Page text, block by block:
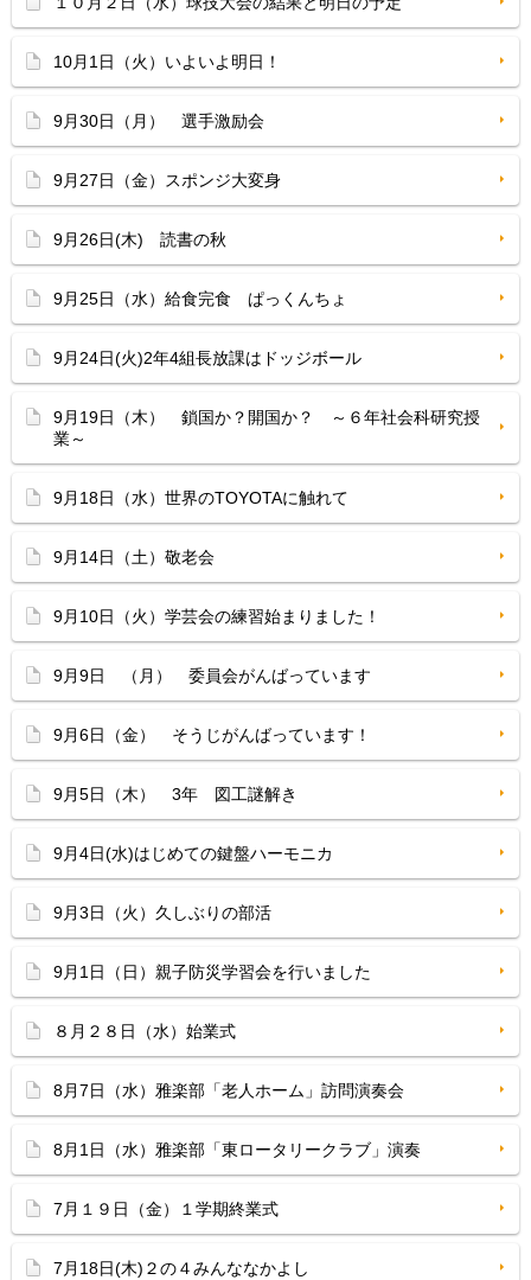
10月1日（火）いよいよ明日！
9月30日（月） 選手激励会
9月27日（金）スポンジ大変身
9月26日(木) 読書の秋
9月25日（水）給食完食 ぱっくんちょ
9月24日(火)2年4組長放課はドッジボール
9月19日（木） 鎖国か？開国か？ ～６年社会科研究授
業～
9月18日（水）世界のTOYOTAに触れて
9月14日（土）敬老会
9月10日（火）学芸会の練習始まりました！
9月9日 （月） 委員会がんばっています
9月6日（金） そうじがんばっています！
9月5日（木） 3年 図工謎解き
9月4日(水)はじめての鍵盤ハーモニカ
9月3日（火）久しぶりの部活
9月1日（日）親子防災学習会を行いました
８月２８日（水）始業式
8月7日（水）雅楽部「老人ホーム」訪問演奏会
8月1日（水）雅楽部「東ロータリークラブ」演奏
7月１９日（金）１学期終業式
7月18日(木)２の４みんななかよし